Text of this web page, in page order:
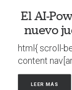
El AI-
nuevo
html{ scroll-
content
LEER MÁS